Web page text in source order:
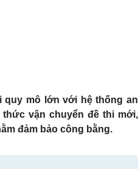
quy mô lớn với hệ thống an
vận chuyển đề thi mới,
đảm bảo công bằng.